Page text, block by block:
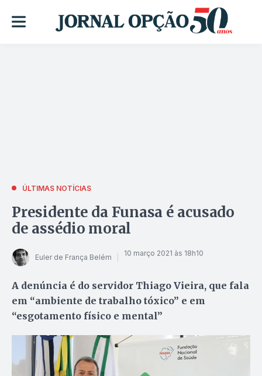
ÚLTIMAS NOTÍCIAS
Presidente da Funasa é acusado
de assédio moral
Euler de França Belém 10 março 2021 às 18h10
A denúncia é do servidor Thiago Vieira, que fala
em “ambiente de trabalho tóxico” e em
“esgotamento físico e mental”